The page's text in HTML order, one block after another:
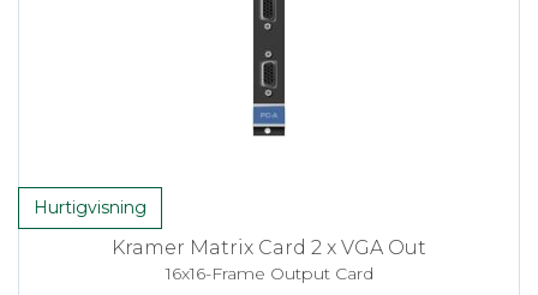
Hurtigvisning
Kramer Matrix Card 2 x VGA Out
16x16-Frame Output Card